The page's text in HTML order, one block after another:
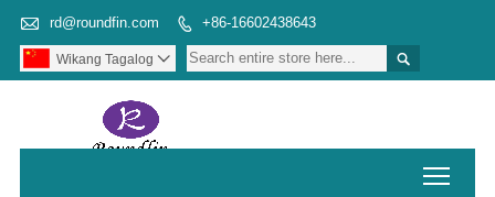
 rd@roundfin.com  +86-16602438643

Wikang Tagalog 